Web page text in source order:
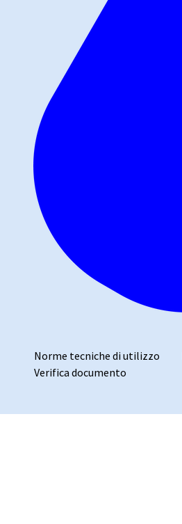
Norme tecniche di utilizzo
Verifica documento